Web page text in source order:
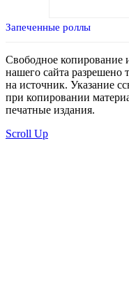
Запеченные роллы
Свободное копирование
нашего сайта разрешено
на источник. Указание
при копировании
печатные издания.
Scroll Up